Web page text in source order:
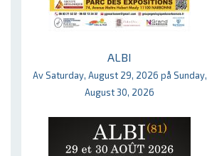
ALBI
Av Saturday, August 29, 2026 på Sunday,
August 30, 2026